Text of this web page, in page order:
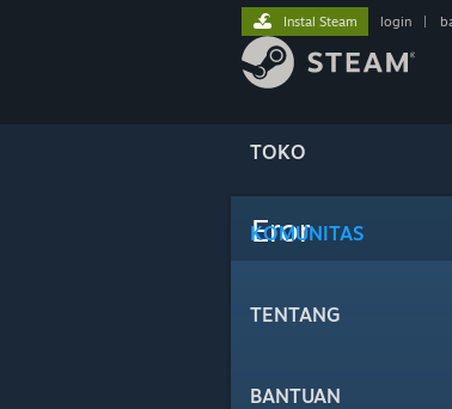
TOKO
KOMUNITAS
TENTANG
BANTUAN
Instal Steam login
Eror